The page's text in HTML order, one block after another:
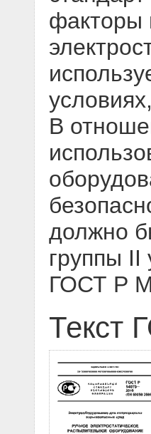
факторы
В
должно
группы II
ГОСТ Р
Текст